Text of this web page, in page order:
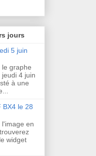
jours
5 juin
le graphe
4 juin
à une
BX4 le 28
l'image en
widget